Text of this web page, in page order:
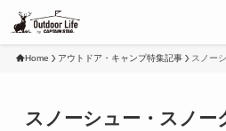
Home アウトドア・キャンプ特集記事 スノー
スノーシュー・スノー